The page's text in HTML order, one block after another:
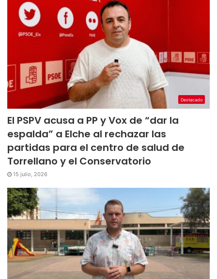
Destacado
El PSPV acusa a PP y Vox de “dar la
espalda” a Elche al rechazar las
partidas para el centro de salud de
Torrellano y el Conservatorio
15 julio, 2026